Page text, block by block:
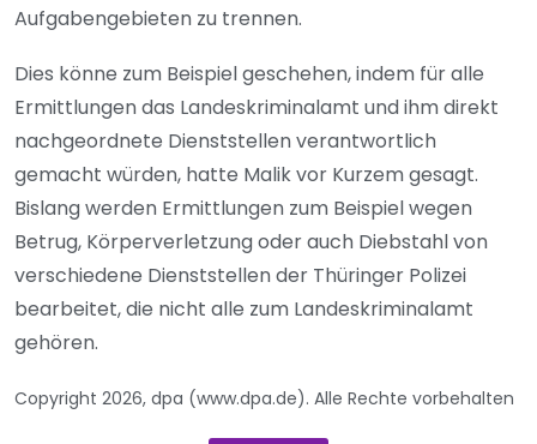
Aufgabengebieten zu trennen.
Dies könne zum Beispiel geschehen, indem für alle
Ermittlungen das Landeskriminalamt und ihm direkt
nachgeordnete Dienststellen verantwortlich
gemacht würden, hatte Malik vor Kurzem gesagt.
Bislang werden Ermittlungen zum Beispiel wegen
Betrug, Körperverletzung oder auch Diebstahl von
verschiedene Dienststellen der Thüringer Polizei
bearbeitet, die nicht alle zum Landeskriminalamt
gehören.
Copyright 2026, dpa (www.dpa.de). Alle Rechte vorbehalten